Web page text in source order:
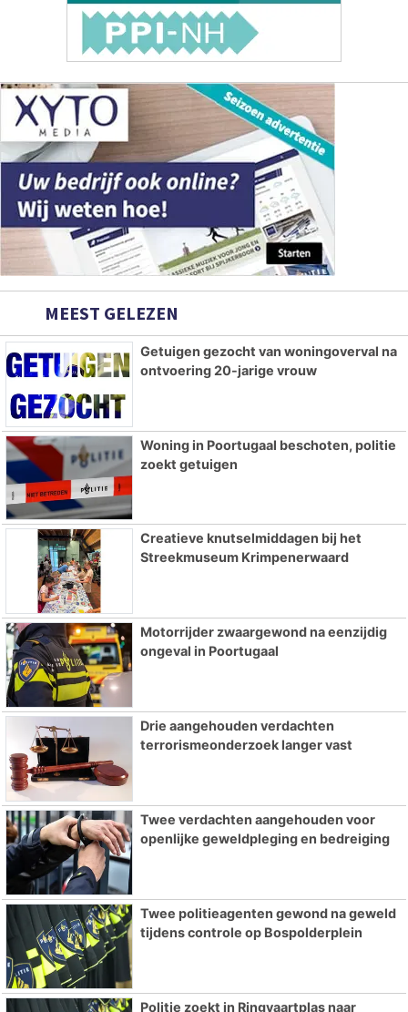
MEEST GELEZEN
Getuigen gezocht van woningoverval na
ontvoering 20-jarige vrouw
Woning in Poortugaal beschoten, politie
zoekt getuigen
Creatieve knutselmiddagen bij het
Streekmuseum Krimpenerwaard
Motorrijder zwaargewond na eenzijdig
ongeval in Poortugaal
Drie aangehouden verdachten
terrorismeonderzoek langer vast
Twee verdachten aangehouden voor
openlijke geweldpleging en bedreiging
Twee politieagenten gewond na geweld
tijdens controle op Bospolderplein
Politie zoekt in Ringvaartplas naar